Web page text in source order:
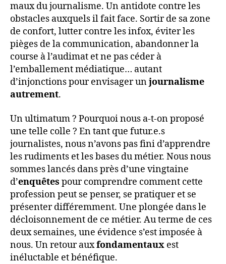
maux du journalisme. Un antidote contre les
obstacles auxquels il fait face. Sortir de sa zone
de confort, lutter contre les infox, éviter les
pièges de la communication, abandonner la
course à l’audimat et ne pas céder à
l’emballement médiatique… autant
d’injonctions pour envisager unjournalisme
autrement.
Un ultimatum ? Pourquoi nous a-t-on proposé
une telle colle ? En tant que futur.e.s
journalistes, nous n’avons pas fini d’apprendre
les rudiments et les bases du métier. Nous nous
sommes lancés dans près d’une vingtaine
d’enquêtes pour comprendre comment cette
profession peut se penser, se pratiquer et se
présenter différemment. Une plongée dans le
décloisonnement de ce métier. Au terme de ces
deux semaines, une évidence s’est imposée à
nous. Un retour auxfondamentaux est
inéluctable et bénéfique.